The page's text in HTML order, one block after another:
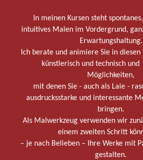
In meinen Kursen steht
intuitives Malen im Vordergrund,
Erwartungshaltung.
Ich berate und animiere Sie in diesen
künstlerisch und technisch und
Möglichkeiten,
mit denen Sie - auch als Laie -
ausdrucksstarke und interessante
bringen.
Als Malwerkzeug verwenden wir
einem zweiten Schritt
– je nach Belieben – Ihre Werke mit
gestalten.